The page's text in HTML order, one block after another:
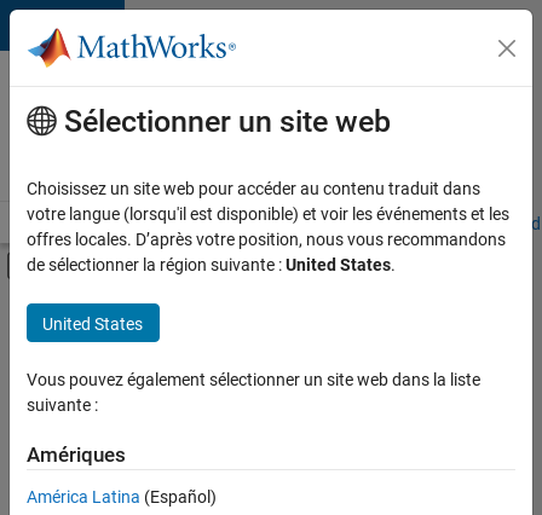
Passer au contenu
Votre
carrière
chez
Accueil Explorer nos opportunités Adresses de nos bureaux
Activer/désactiver l'affichage du menu
Contenu principal
FILTRER PAR
Développement de produits
Gestion des programmes
Ingénierie des processus logiciels
Actuellement,
Sélectionner un site web
Choisissez un site web pour accéder au contenu traduit dans
votre langue (lorsqu'il est disponible) et voir les événements et les
offres locales. D’après votre position, nous vous recommandons
de sélectionner la région suivante :United States.
United States
Vous pouvez également sélectionner un site web dans la liste
suivante :
Amériques
América Latina (Español)